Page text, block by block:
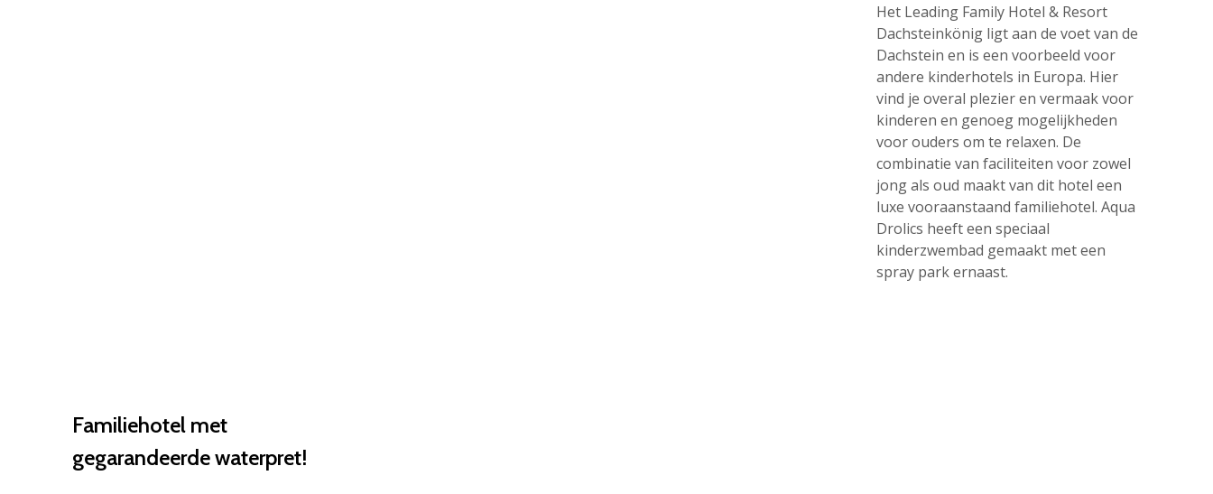
Het Leading Family Hotel & Resort
Dachsteinkönig ligt aan de voet van de
Dachstein en is een voorbeeld voor
andere kinderhotels in Europa. Hier
vind je overal plezier en vermaak voor
kinderen en genoeg mogelijkheden
voor ouders om te relaxen. De
combinatie van faciliteiten voor zowel
jong als oud maakt van dit hotel een
luxe vooraanstaand familiehotel. Aqua
Drolics heeft een speciaal
kinderzwembad gemaakt met een
spray park ernaast.
Familiehotel met
gegarandeerde waterpret!